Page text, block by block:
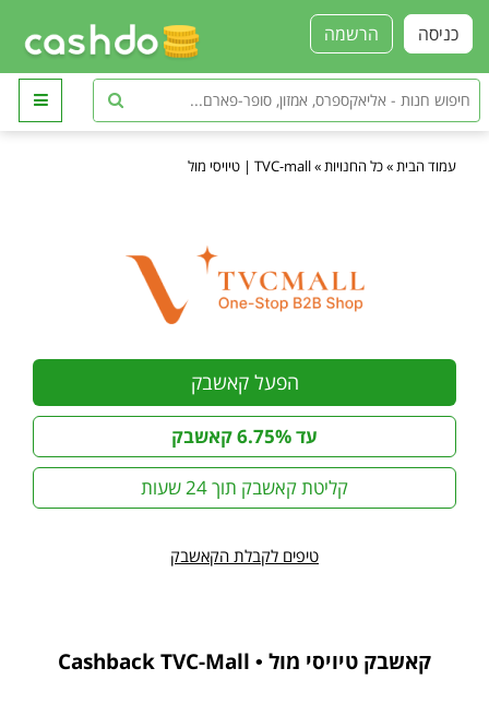
הרשמה כניסה
עמוד הבית »כל החנויות »TVC-mall | טיויסי מול
הפעל קאשבק
עד 6.75% קאשבק
קליטת קאשבק תוך 24 שעות
טיפים לקבלת הקאשבק
קאשבק טיויסי מול • Cashback TVC-Mall